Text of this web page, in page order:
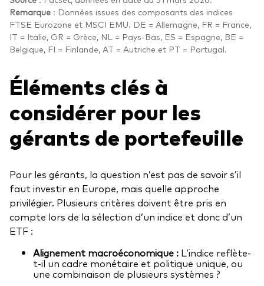
Remarque : Données issues des composants des indices
FTSE Eurozone et MSCI EMU. DE = Allemagne, FR = France,
IT = Italie, GR = Grèce, NL = Pays-Bas, ES = Espagne, BE =
Belgique, FI = Finlande, AT = Autriche et PT = Portugal.
Éléments clés à
considérer pour les
gérants de portefeuille
Pour les gérants, la question n’est pas de savoir s’il
faut investir en Europe, mais quelle approche
privilégier. Plusieurs critères doivent être pris en
compte lors de la sélection d’un indice et donc d’un
ETF :
Alignement macroéconomique : L’indice reflète-
t-il un cadre monétaire et politique unique, ou
une combinaison de plusieurs systèmes ?